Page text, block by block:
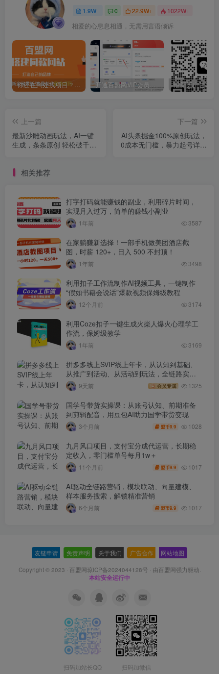
1.9W+ 0 22.9W+ 1022W+
相爱的心息息相通，无需用言语倾诉
你还在到处找项目？还在当韭菜？我靠卖项目一个月收入5万+，曾经我也是个失败者。 开通百盟网VIP会员，尊享全站资源免费下载，享70%的推广提成！！【限时五折优惠】
上一篇
最新沙雕动画玩法，AI一键
生成，条条原创 轻松破千万
下一篇
AI头条掘金100%原创玩法，
0成本无门槛，暴力起号详细
相关推荐
打字打码就能赚钱的副业，利用碎片时间，
实现月入过万，简单的赚钱小副业
1年前 3587
在家躺赚新选择！一部手机做美团酒店截
图，时薪 120+，日入 500 不封顶！
1年前 3498
利用扣子工作流制作AI视频工具，一键制作
“假如书籍会说话”爆款视频保姆级教程
12个月前 3174
利用Coze扣子一键生成火柴人爆火心理学工
作流，保姆级教学
1年前 3169
拼多多线上SVIP线上年卡，从认知到基础、
从推广到活动、从活动到玩法，全链路实战
(260730)
9天前 会员专属 1325
国学号带货实操课：从账号认知、前期准备
到剪辑配音，用豆包AI助力国学带货变现
3个月前 盟币9.9 1028
九月风口项目，支付宝分成代运营，长期稳
定收入，零门槛单号每月1w＋
11个月前 盟币9.9 1017
AI驱动全链路营销，模块联动、向量建模、
样本服务搜索，解锁精准营销
6个月前 盟币9.9 1017
友链申请 免责声明 关于我们 广告合作 网站地图
Copyright © 2023 · 百盟网琼ICP备2024044128号 · 由百盟网强力驱动.
本站安全运行中
扫码加站长QQ 扫码加微信